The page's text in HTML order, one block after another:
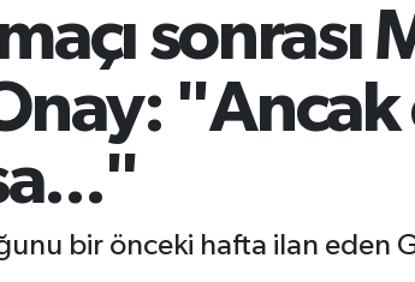
sonrası
bir önceki hafta ilan eden